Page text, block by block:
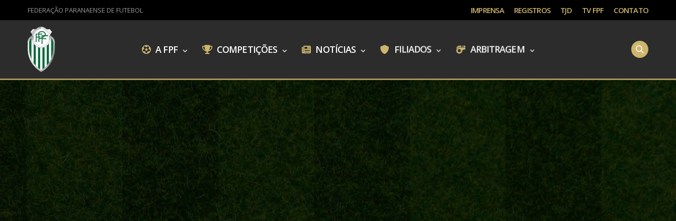
FEDERAÇÃO PARANAENSE DE FUTEBOL IMPRENSA REGISTROS TJD TV FPF CONTATO
A FPF COMPETIÇÕES NOTÍCIAS FILIADOS ARBITRAGEM